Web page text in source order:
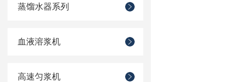
蒸馏水器系列
血液溶浆机
高速匀浆机